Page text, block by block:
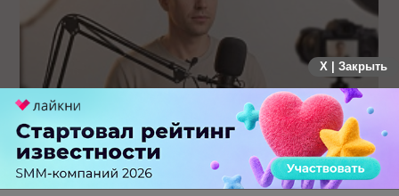
Российский рынок инфлюенс-маркетинга вошел в фазу
стагнации после нескольких лет роста
X | Закрыть